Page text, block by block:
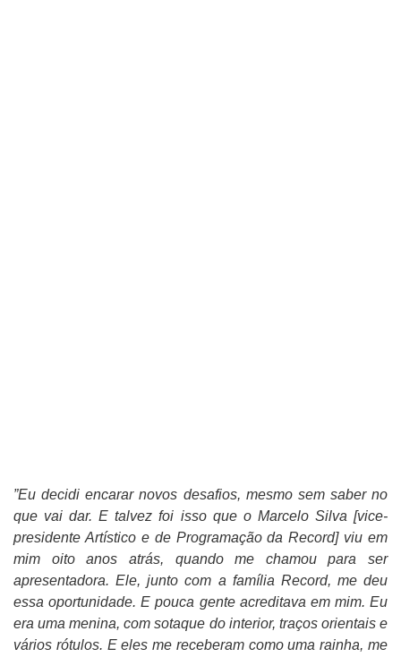
”Eu decidi encarar novos desafios, mesmo sem saber no
que vai dar. E talvez foi isso que o Marcelo Silva [vice-
presidente Artístico e de Programação da Record] viu em
mim oito anos atrás, quando me chamou para ser
apresentadora. Ele, junto com a família Record, me deu
essa oportunidade. E pouca gente acreditava em mim. Eu
era uma menina, com sotaque do interior, traços orientais e
vários rótulos. E eles me receberam como uma rainha, me